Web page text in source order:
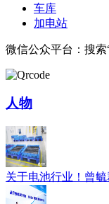
车库
加电站
微信公众平台：搜索
人物
关于电池行业！曾